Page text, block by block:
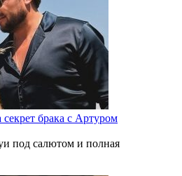
брака с Артуром
под салютом и полная